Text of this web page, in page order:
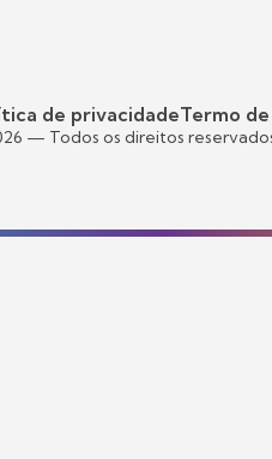
de privacidadeTermo de
— Todos os direitos